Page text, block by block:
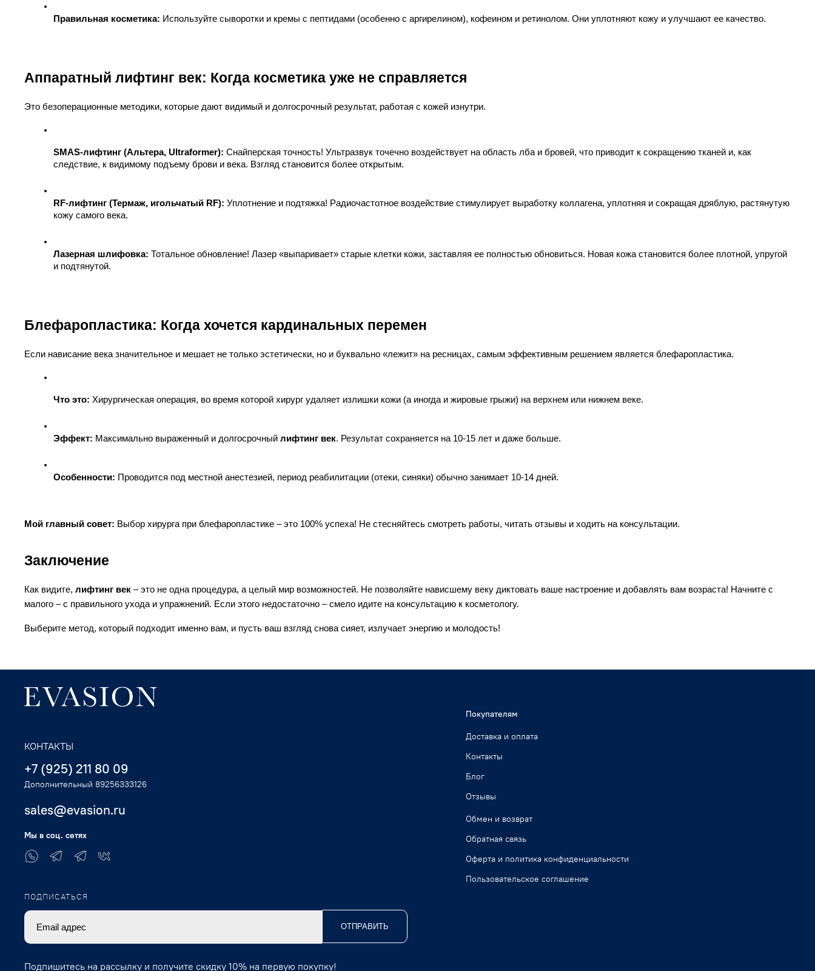
Правильная косметика: Используйте сыворотки и кремы с пептидами (особенно с аргирелином), кофеином и ретинолом. Они уплотняют кожу и улучшают ее качество.
Аппаратный лифтинг век: Когда косметика уже не справляется
Это безоперационные методики, которые дают видимый и долгосрочный результат, работая с кожей изнутри.
SMAS-лифтинг (Альтера, Ultraformer): Снайперская точность! Ультразвук точечно воздействует на область лба и бровей, что приводит к сокращению тканей и, как
следствие, к видимому подъему брови и века. Взгляд становится более открытым.
RF-лифтинг (Термаж, игольчатый RF): Уплотнение и подтяжка! Радиочастотное воздействие стимулирует выработку коллагена, уплотняя и сокращая дряблую, растянутую
кожу самого века.
Лазерная шлифовка: Тотальное обновление! Лазер «выпаривает» старые клетки кожи, заставляя ее полностью обновиться. Новая кожа становится более плотной, упругой
и подтянутой.
Блефаропластика: Когда хочется кардинальных перемен
Если нависание века значительное и мешает не только эстетически, но и буквально «лежит» на ресницах, самым эффективным решением является блефаропластика.
Что это: Хирургическая операция, во время которой хирург удаляет излишки кожи (а иногда и жировые грыжи) на верхнем или нижнем веке.
Эффект: Максимально выраженный и долгосрочный лифтинг век. Результат сохраняется на 10-15 лет и даже больше.
Особенности: Проводится под местной анестезией, период реабилитации (отеки, синяки) обычно занимает 10-14 дней.
Мой главный совет: Выбор хирурга при блефаропластике – это 100% успеха! Не стесняйтесь смотреть работы, читать отзывы и ходить на консультации.
Заключение
Как видите, лифтинг век – это не одна процедура, а целый мир возможностей. Не позволяйте нависшему веку диктовать ваше настроение и добавлять вам возраста! Начните с
малого – с правильного ухода и упражнений. Если этого недостаточно – смело идите на консультацию к косметологу.
Выберите метод, который подходит именно вам, и пусть ваш взгляд снова сияет, излучает энергию и молодость!
Покупателям
Доставка и оплата
Контакты
Блог
Отзывы
Обмен и возврат
Обратная связь
Оферта и политика конфиденциальности
Пользовательское соглашение
КОНТАКТЫ
+7 (925) 211 80 09
Дополнительный 89256333126
sales@evasion.ru
Мы в соц. сетях
ПОДПИСАТЬСЯ
ОТПРАВИТЬ
Подпишитесь на рассылку и получите скидку 10% на первую покупку!